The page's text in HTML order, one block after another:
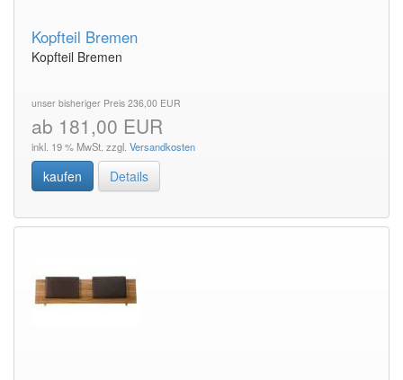
Kopfteil Bremen
Kopfteil Bremen
unser bisheriger Preis 236,00 EUR
ab 181,00 EUR
inkl. 19 % MwSt. zzgl. Versandkosten
kaufen Details